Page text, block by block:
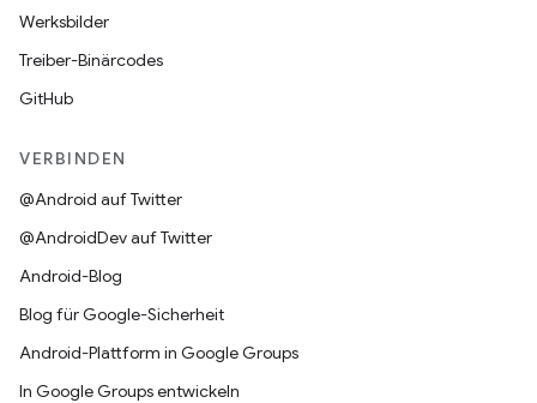
Werksbilder
Treiber-Binärcodes
GitHub
VERBINDEN
@Android auf Twitter
@AndroidDev auf Twitter
Android-Blog
Blog für Google-Sicherheit
Android-Plattform in Google Groups
In Google Groups entwickeln